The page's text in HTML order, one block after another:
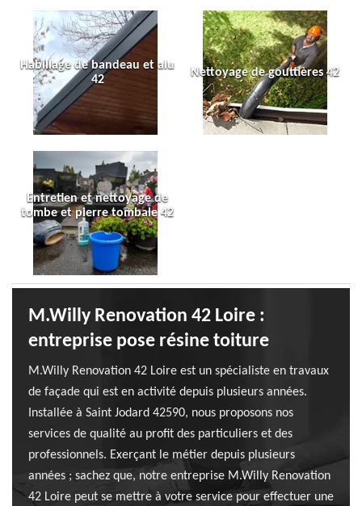
Habillage de bandeau et alu
42
Nettoyage de gouttières 42
Entretien et nettoyage de
tombe et pierre tombale 42
M.Willy Renovation 42 Loire :
entreprise pose résine toiture
M.Willy Renovation 42 Loire est un spécialiste en travaux
de façade qui est en activité depuis plusieurs années.
Installée à Saint Jodard 42590, nous proposons nos
services de qualité au profit des particuliers et des
professionnels. Exerçant le métier depuis plusieurs
années ; sachez que, notre entreprise M.Willy Renovation
42 Loire peut se mettre à votre service pour effectuer une